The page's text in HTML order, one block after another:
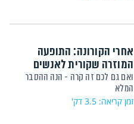
אחרי הקורונה: התופעה
המוזרה שקורית לאנשים
ואם גם לכם זה קרה - הנה ההסבר
המלא
זמן קריאה: 3.5 דק'